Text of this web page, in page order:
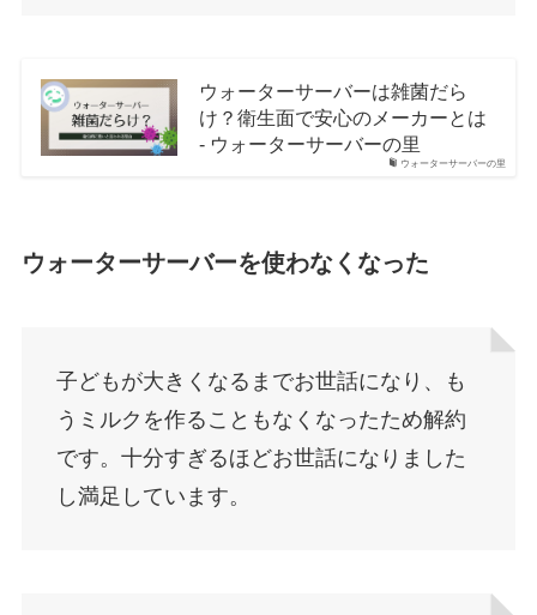
ウォーターサーバーの里
ウォーターサーバーは雑菌だら
け？衛生面で安心のメーカーとは
- ウォーターサーバーの里
ウォーターサーバーを使わなくなった
子どもが大きくなるまでお世話になり、も
うミルクを作ることもなくなったため解約
です。十分すぎるほどお世話になりました
し満足しています。